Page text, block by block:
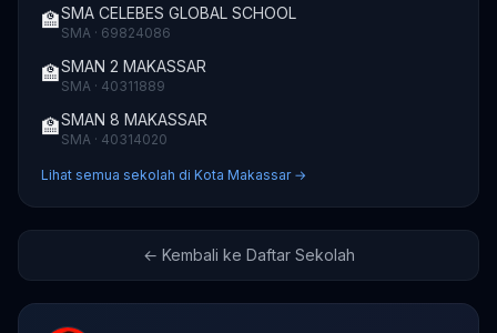
🏫SMA CELEBES GLOBAL SCHOOL
SMA · 69824086
🏫SMAN 2 MAKASSAR
SMA · 40311889
🏫SMAN 8 MAKASSAR
SMA · 40314020
Lihat semua sekolah di Kota Makassar →
← Kembali ke Daftar Sekolah